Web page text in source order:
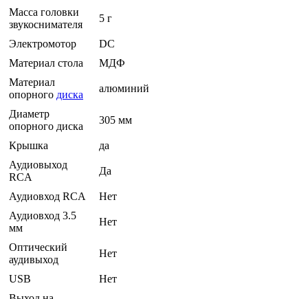
Масса головки
звукоснимателя
5 г
Электромотор
DC
Материал стола
МДФ
Материал
опорного диска
алюминий
Диаметр
опорного диска
305 мм
Крышка
да
Аудиовыход
RCA
Да
Аудиовход RCA
Нет
Аудиовход 3.5
мм
Нет
Оптический
аудивыход
Нет
USB
Нет